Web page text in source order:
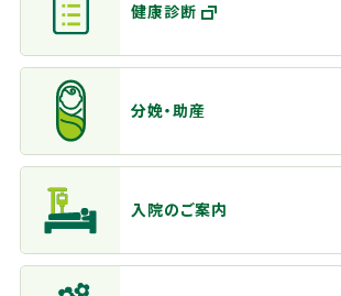
健康診断
分娩・助産
入院のご案内